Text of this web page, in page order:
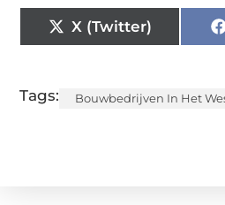
X (Twitter)
Tags: Bouwbedrijven In Het